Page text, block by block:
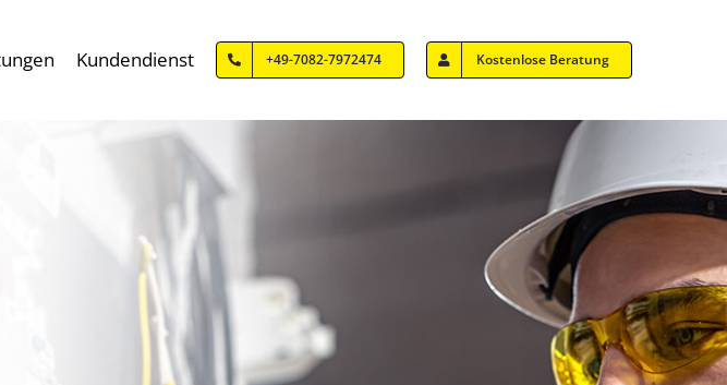
Kundendienst +49-7082-7972474 Kostenlose Beratung